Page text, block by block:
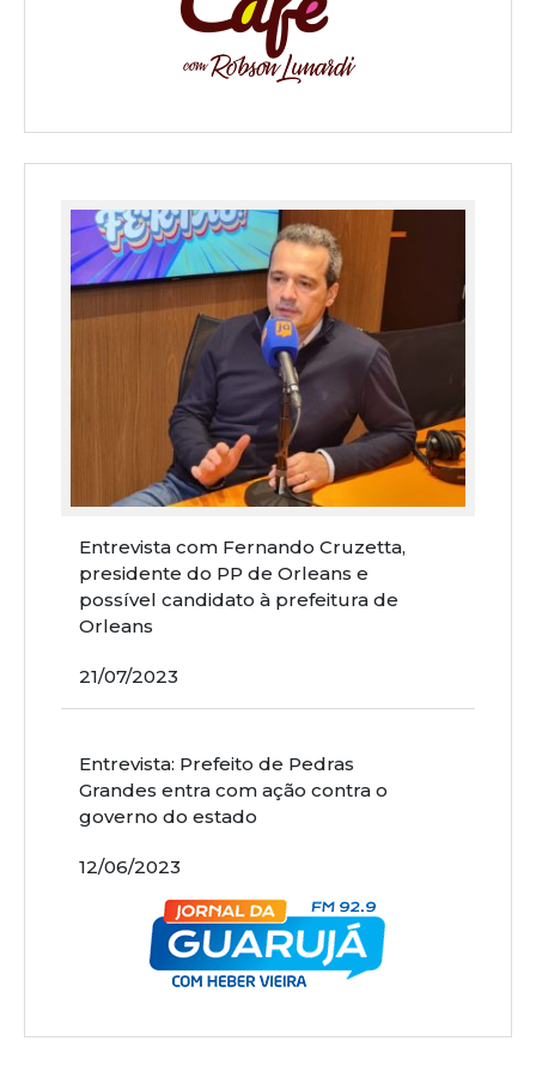
Entrevista com Fernando Cruzetta,
presidente do PP de Orleans e
possível candidato à prefeitura de
Orleans
21/07/2023
Entrevista: Prefeito de Pedras
Grandes entra com ação contra o
governo do estado
12/06/2023